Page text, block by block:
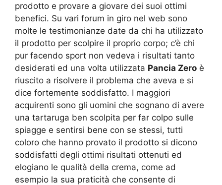
prodotto e provare a giovare dei suoi ottimi
benefici. Su vari forum in giro nel web sono
molte le testimonianze date da chi ha utilizzato
il prodotto per scolpire il proprio corpo; c’è chi
pur facendo sport non vedeva i risultati tanto
desiderati ed una volta utilizzata Pancia Zero è
riuscito a risolvere il problema che aveva e si
dice fortemente soddisfatto. I maggiori
acquirenti sono gli uomini che sognano di avere
una tartaruga ben scolpita per far colpo sulle
spiagge e sentirsi bene con se stessi, tutti
coloro che hanno provato il prodotto si dicono
soddisfatti degli ottimi risultati ottenuti ed
elogiano le qualità della crema, come ad
esempio la sua praticità che consente di